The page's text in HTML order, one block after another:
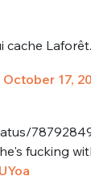
cache Laforêt.
October 17,
fucking